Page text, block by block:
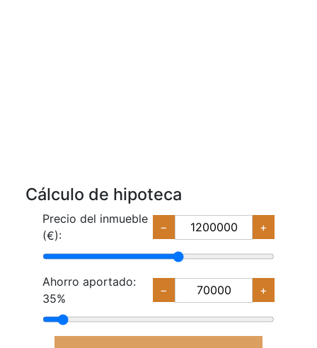
Cálculo de hipoteca
Precio del inmueble
(€):
− +
Ahorro aportado:
35%
− +